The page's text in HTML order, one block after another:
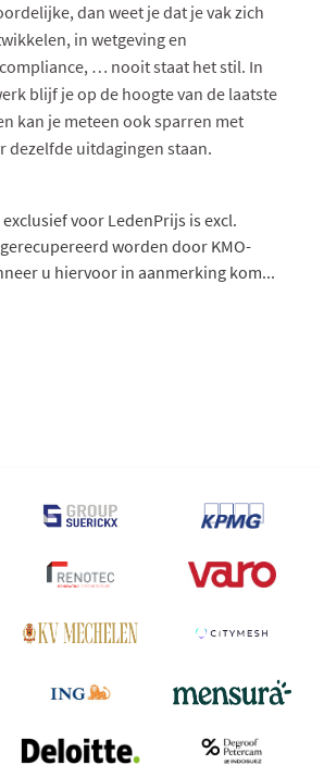
dan weet je dat je vak zich
in wetgeving en
… nooit staat het stil. In
blijf je op de hoogte van de laatste
kan je meteen ook sparren met
dezelfde uitdagingen staan.
voor LedenPrijs is excl.
worden door KMO-
u hiervoor in aanmerking kom...